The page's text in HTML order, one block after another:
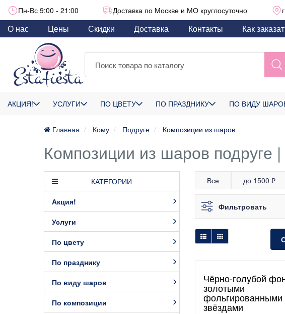
Пн-Вс 9:00 - 21:00 Доставка по Москве и МО круглосуточно
О нас Цены Скидки Доставка Контакты Как
АКЦИЯ! УСЛУГИ ПО ЦВЕТУ ПО ПРАЗДНИКУ ПО ВИДУ
Главная Кому Подруге Композиции из шаров
Композиции из шаров
КАТЕГОРИИ
Акция!
Услуги
По цвету
По празднику
По виду шаров
По композиции
Все до 1500 ₽
Фильтровать
Чёрно-голубой
золотыми
фольгированными
звёздами